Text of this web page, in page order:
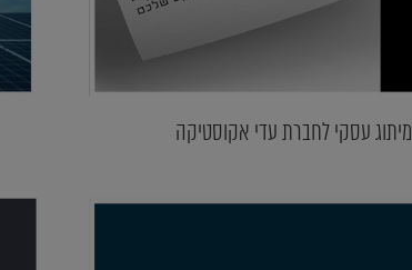
מיתוג עסקי לחברת עדי אקוסטיקה